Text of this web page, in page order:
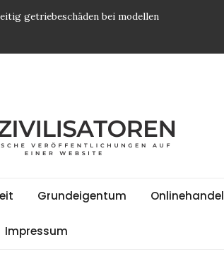
getriebeschäden bei modellen
und Büros
es so wichtig für das
Grundeigentum Onlinehandel
Impressum